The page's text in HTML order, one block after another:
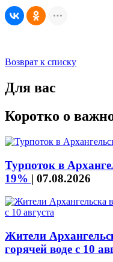
Возврат к списку
Для вас
Коротко о
Турпоток в
19% | 07.08.2026
Жители
горячей воде с 10